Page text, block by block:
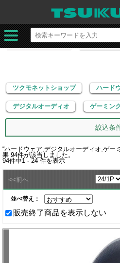
ツクモネットショップ
ハードウェ
デジタルオーディオ
ゲーミング
ツクモネットショップ ハード
デジタルオーディオ ゲーミン
絞込条
“ハードウェア,デジタルオーディオ,ゲー
果 94件が該当しました。
94件中1 - 24 件を表示
<<前へ
並べ替え：
販売終了商品を表示しない